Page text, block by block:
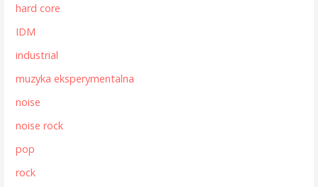
hard core
IDM
industrial
muzyka eksperymentalna
noise
noise rock
pop
rock